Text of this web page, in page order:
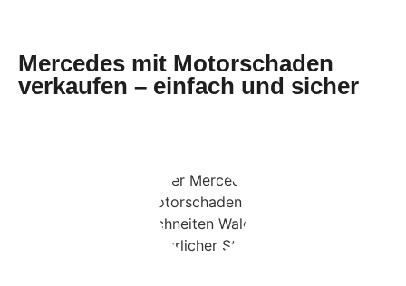
Mercedes mit Motorschaden
verkaufen – einfach und sicher